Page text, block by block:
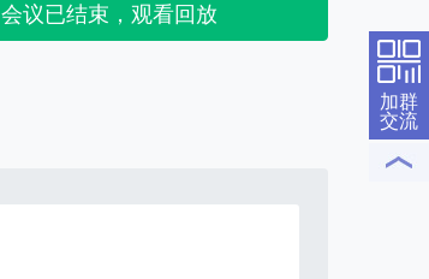
会议已结束，观看回放
加群
交流